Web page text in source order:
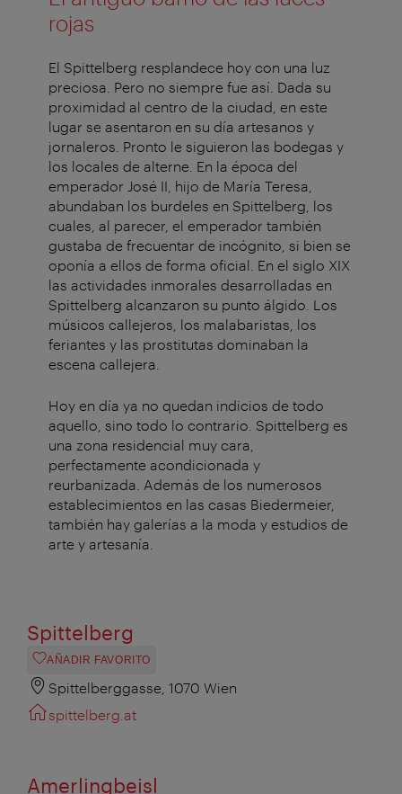
rojas
El Spittelberg resplandece hoy con una luz
preciosa. Pero no siempre fue así. Dada su
proximidad al centro de la ciudad, en este
lugar se asentaron en su día artesanos y
jornaleros. Pronto le siguieron las bodegas y
los locales de alterne. En la época del
emperador José II, hijo de María Teresa,
abundaban los burdeles en Spittelberg, los
cuales, al parecer, el emperador también
gustaba de frecuentar de incógnito, si bien se
oponía a ellos de forma oficial. En el siglo XIX
las actividades inmorales desarrolladas en
Spittelberg alcanzaron su punto álgido. Los
músicos callejeros, los malabaristas, los
feriantes y las prostitutas dominaban la
escena callejera.
Hoy en día ya no quedan indicios de todo
aquello, sino todo lo contrario. Spittelberg es
una zona residencial muy cara,
perfectamente acondicionada y
reurbanizada. Además de los numerosos
establecimientos en las casas Biedermeier,
también hay galerías a la moda y estudios de
arte y artesanía.
Spittelberg
AÑADIR FAVORITO
Spittelberggasse, 1070 Wien
spittelberg.at
Amerlingbeisl